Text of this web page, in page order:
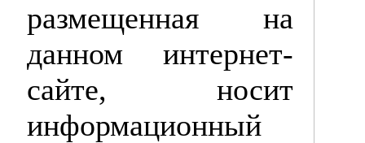
размещенная на
данном интернет-
сайте, носит
информационный